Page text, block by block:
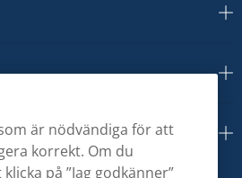
är nödvändiga för att
korrekt. Om du
på ”Jag godkänner”